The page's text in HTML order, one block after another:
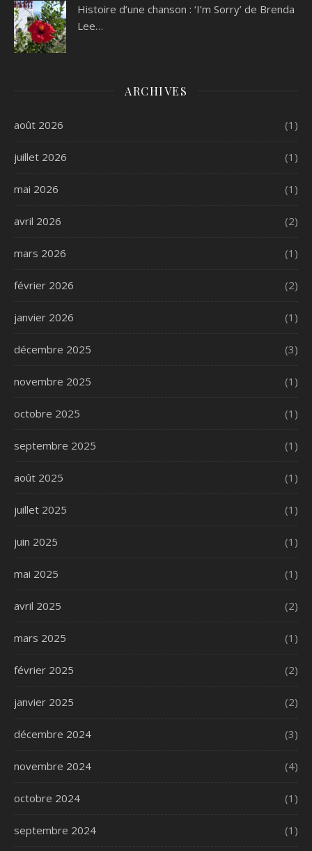
Histoire d’une chanson : ‘I’m Sorry’ de Brenda
Lee…
ARCHIVES
août 2026 (1)
juillet 2026 (1)
mai 2026 (1)
avril 2026 (2)
mars 2026 (1)
février 2026 (2)
janvier 2026 (1)
décembre 2025 (3)
novembre 2025 (1)
octobre 2025 (1)
septembre 2025 (1)
août 2025 (1)
juillet 2025 (1)
juin 2025 (1)
mai 2025 (1)
avril 2025 (2)
mars 2025 (1)
février 2025 (2)
janvier 2025 (2)
décembre 2024 (3)
novembre 2024 (4)
octobre 2024 (1)
septembre 2024 (1)